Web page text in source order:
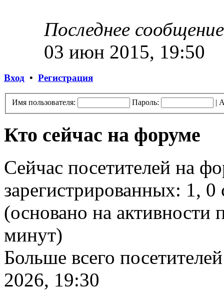
Последнее сообщение
03 июн 2015, 19:50
Вход • Регистрация
Имя пользователя: Пароль: |
Кто сейчас на форуме
Сейчас посетителей на
зарегистрированных: 1,
(основано на активности
минут)
Больше всего
2026, 19:30